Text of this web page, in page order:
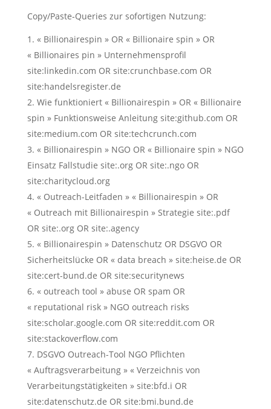
Copy/Paste‑Queries zur sofortigen Nutzung:
« Billionairespin » OR « Billionaire spin » OR
« Billionaires pin » Unternehmensprofil
site:linkedin.com OR site:crunchbase.com OR
site:handelsregister.de
Wie funktioniert « Billionairespin » OR « Billionaire
spin » Funktionsweise Anleitung site:github.com OR
site:medium.com OR site:techcrunch.com
« Billionairespin » NGO OR « Billionaire spin » NGO
Einsatz Fallstudie site:.org OR site:.ngo OR
site:charitycloud.org
« Outreach-Leitfaden » « Billionairespin » OR
« Outreach mit Billionairespin » Strategie site:.pdf
OR site:.org OR site:.agency
« Billionairespin » Datenschutz OR DSGVO OR
Sicherheitslücke OR « data breach » site:heise.de OR
site:cert-bund.de OR site:securitynews
« outreach tool » abuse OR spam OR
« reputational risk » NGO outreach risks
site:scholar.google.com OR site:reddit.com OR
site:stackoverflow.com
DSGVO Outreach-Tool NGO Pflichten
« Auftragsverarbeitung » « Verzeichnis von
Verarbeitungstätigkeiten » site:bfd.i OR
site:datenschutz.de OR site:bmi.bund.de